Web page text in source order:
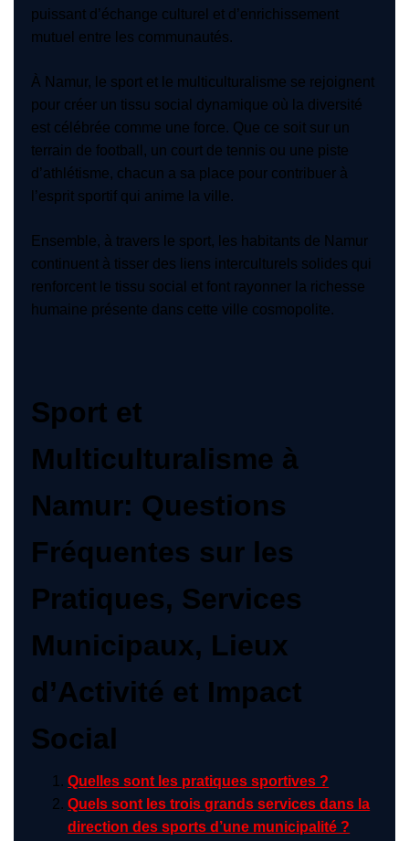
puissant d’échange culturel et d’enrichissement
mutuel entre les communautés.
À Namur, le sport et le multiculturalisme se rejoignent
pour créer un tissu social dynamique où la diversité
est célébrée comme une force. Que ce soit sur un
terrain de football, un court de tennis ou une piste
d’athlétisme, chacun a sa place pour contribuer à
l’esprit sportif qui anime la ville.
Ensemble, à travers le sport, les habitants de Namur
continuent à tisser des liens interculturels solides qui
renforcent le tissu social et font rayonner la richesse
humaine présente dans cette ville cosmopolite.
Sport et
Multiculturalisme à
Namur: Questions
Fréquentes sur les
Pratiques, Services
Municipaux, Lieux
d’Activité et Impact
Social
Quelles sont les pratiques sportives ?
Quels sont les trois grands services dans la
direction des sports d’une municipalité ?